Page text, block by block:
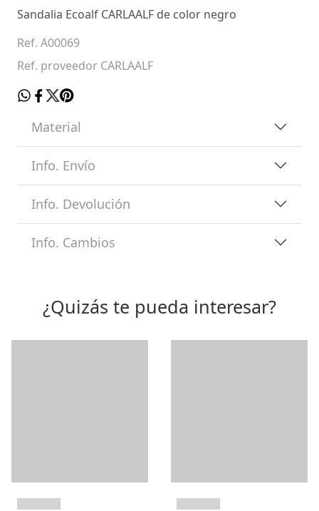
Sandalia Ecoalf CARLAALF de color negro
Ref. A00069
Ref. proveedor CARLAALF
Material
Info. Envío
Info. Devolución
Info. Cambios
¿Quizás te pueda interesar?